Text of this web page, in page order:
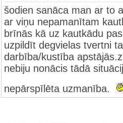
šodien sanāca man ar to
ar viņu nepamanītam
brīnās kā uz kautkādu
uzpildīt degvielas tvertni
darbība/kustība
nebiju nonācis tādā
nepārspīlēta uzmanība.